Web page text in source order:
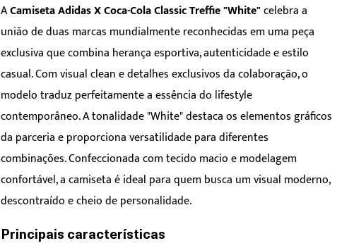
ACamiseta Adidas X Coca-Cola Classic Treffie "White"celebra a
união de duas marcas mundialmente reconhecidas em uma peça
exclusiva que combina herança esportiva, autenticidade e estilo
casual. Com visual clean e detalhes exclusivos da colaboração, o
modelo traduz perfeitamente a essência do lifestyle
contemporâneo. A tonalidade "White" destaca os elementos gráficos
da parceria e proporciona versatilidade para diferentes
combinações. Confeccionada com tecido macio e modelagem
confortável, a camiseta é ideal para quem busca um visual moderno,
descontraído e cheio de personalidade.
Principais características